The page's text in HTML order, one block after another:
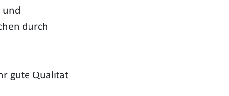
und
durch
gute Qualität